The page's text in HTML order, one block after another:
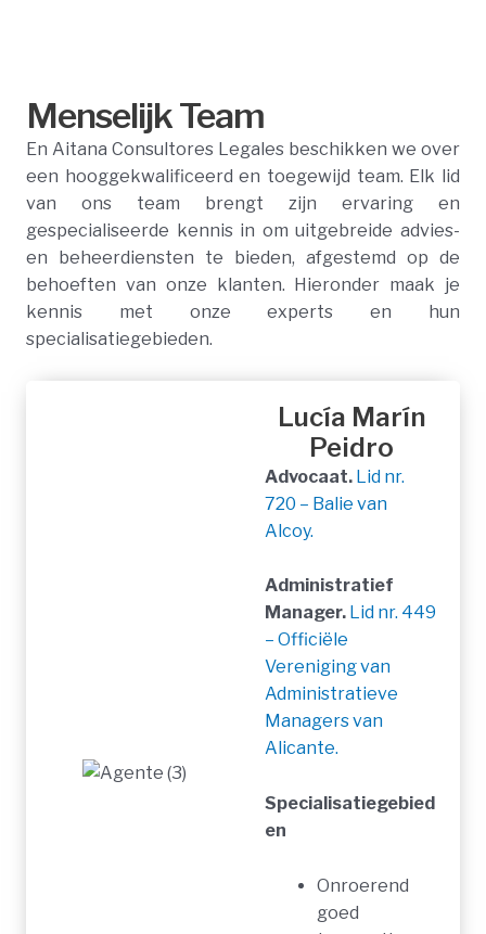
Menselijk Team
En Aitana Consultores Legales beschikken we over
een hooggekwalificeerd en toegewijd team. Elk lid
van ons team brengt zijn ervaring en
gespecialiseerde kennis in om uitgebreide advies-
en beheerdiensten te bieden, afgestemd op de
behoeften van onze klanten. Hieronder maak je
kennis met onze experts en hun
specialisatiegebieden.
Lucía Marín
Peidro
Advocaat. Lid nr.
720 – Balie van
Alcoy.
Administratief
Manager. Lid nr. 449
– Officiële
Vereniging van
Administratieve
Managers van
Alicante.
Specialisatiegebied
en
Onroerend
goed